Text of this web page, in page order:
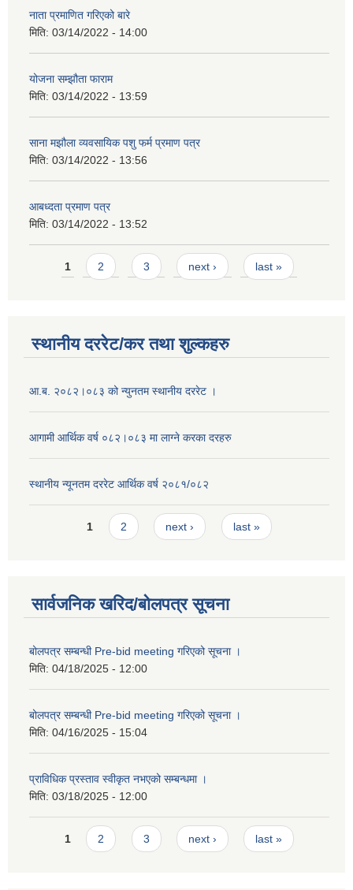
नाता प्रमाणित गरिएको बारे
मिति: 03/14/2022 - 14:00
योजना सम्झौता फाराम
मिति: 03/14/2022 - 13:59
साना मझौला व्यवसायिक पशु फर्म प्रमाण पत्र
मिति: 03/14/2022 - 13:56
आबध्दता प्रमाण पत्र
मिति: 03/14/2022 - 13:52
Pages
1 2 3 next › last »
स्थानीय दररेट/कर तथा शुल्कहरु
आ.ब. २०८२।०८३ को न्युनतम स्थानीय दररेट ।
आगामी आर्थिक वर्ष ०८२।०८३ मा लाग्ने करका दरहरु
स्थानीय न्यूनतम दररेट आर्थिक वर्ष २०८१/०८२
Pages1 2 next › last »
सार्वजनिक खरिद/बोलपत्र सूचना
बोलपत्र सम्बन्धी Pre-bid meeting गरिएको सूचना ।
मिति: 04/18/2025 - 12:00
बोलपत्र सम्बन्धी Pre-bid meeting गरिएको सूचना ।
मिति: 04/16/2025 - 15:04
प्राविधिक प्रस्ताव स्वीकृत नभएको सम्बन्धमा ।
मिति: 03/18/2025 - 12:00
Pages
1 2 3 next › last »